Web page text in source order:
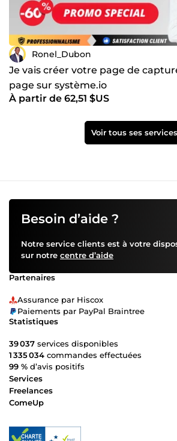
Ronel_Dubon
Je vais créer votre page de
page sur système.io
À partir de 62,51 $US
Voir tous ses services
Besoin d’aide ?
Notre service clients est à votre
sur notre centre d’aide
Partenaires
Assurance par Hiscox
Paiements par PayPal Braintree
Statistiques
39 037 services disponibles
1 335 034 commandes effectuées
99 % d’avis positifs
Services
Freelances
ComeUp